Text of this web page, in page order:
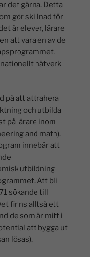
det gärna. Detta
gör skillnad för
är elever, lärare
att vara en av de
nätverk
på att attrahera
och utbilda
på lärare inom
and math).
innebär att
utbildning
Att bli
sökande till
finns alltså ett
de som är mitt i
att bygga ut
lösas).